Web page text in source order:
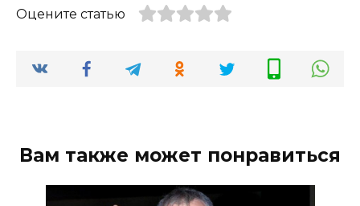
Оцените статью
Вам также может понравиться